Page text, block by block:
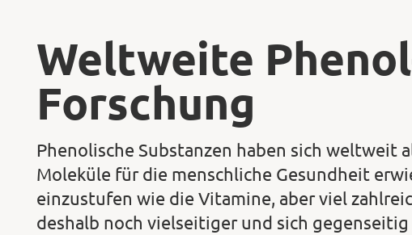
Weltweite
Forschung
Phenolische Substanzen haben sich weltweit
Moleküle für die menschliche Gesundheit
einzustufen wie die Vitamine, aber viel
deshalb noch vielseitiger und sich